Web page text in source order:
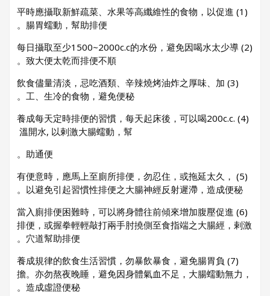
(1) 平時應攝取新鮮疏菜、水果等高纖維性的食物，以促進
腸胃蠕動，幫助排便。
(2) 每日攝取至少1500~2000c.c的水份，避免因喝水太少導
致大便太乾而排便不順。
(3) 飲食儘量清淡，忌吃酒類、辛辣燒烤油炸之厚味、加
工、生冷的食物，避免便秘。
(4) 養成每天定時排便的習慣，每天起床後，可以喝200c.c.
溫開水, 以剌激大腸蠕動，幫
助通便。
(5) 有便意時，應馬上至廁所排便，勿忍住，或拖延太久，
以避免引起習慣性排便之大腸神經反射遲滯，造成便秘。
(6) 當入廁排便困難時，可以將身體往前傾來增加腹壓促進
排便，或握拳輕輕敲打兩手肘撓側至食指端之大腸經，剌激
穴道幫助排便。
(7) 養成規律的飲食生活習慣，勿暴飲暴食，避免腸胃負
擔。亦勿熬夜晚睡，避免因身體氣血不足，大腸蠕動無力，
造成虛證便秘。